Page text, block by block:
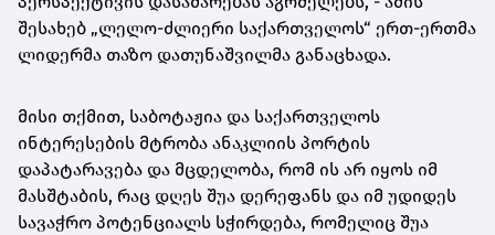
შესახებ „ლელო-ძლიერი საქართველოს“ ერთ-ერთმა
ლიდერმა თაზო დათუნაშვილმა განაცხადა.
მისი თქმით, საბოტაჟია და საქართველოს
ინტერესების მტრობა ანაკლიის პორტის
დაპატარავება და მცდელობა, რომ ის არ იყოს იმ
მასშტაბის, რაც დღეს შუა დერეფანს და იმ უდიდეს
სავაჭრო პოტენციალს სჭირდება, რომელიც შუა